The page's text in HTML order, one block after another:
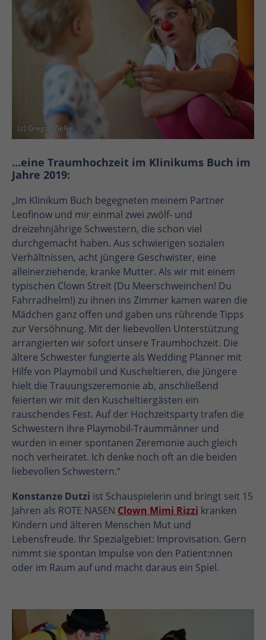
(c) Gregor Zielke
…eine Traumhochzeit im Klinikums Buch im
Jahre 2019:
„Im Klinikum Buch begegneten meinem Partner
Leofinow und mir einmal zwei zwölf- und
dreizehnjährige Schwestern, die schon viel
durchgemacht haben. Aus schwierigen sozialen
Verhältnissen, acht jüngere Geschwister, eine
alleinerziehende, kranke Mutter. Als wir mit einem
typischen Clown Streit (Du Meerschweinchen! Du
Fahrradhelm!) zu ihnen ins Zimmer kamen waren die
Mädchen ganz offen und gaben uns rührende Tipps
zur Versöhnung. Mit der liebevollen Unterstützung
arrangierten wir sofort unsere Traumhochzeit. Die
ältere Schwester fungierte als Wedding Planner mit
Hilfe von Playmobil und Kuscheltieren, die Jüngere
hielt die Trauungszeremonie ab, anschließend
feierten wir mit den Kuscheltiergästen ein
rauschendes Fest. Auf der Hochzeitsparty trafen die
Schwestern ihre Playmobil-Traummänner und
wurden in einer spontanen Zeremonie auch gleich
noch verheiratet. Ich denke noch oft an die beiden
liebevollen Schwestern.“
Konstanze Dutzi ist Schauspielerin und bringt seit 15
Jahren als ROTE NASEN Clown Mimi Rizzi kranken
Kindern und älteren Menschen Mut und
Lebensfreude. Ihr Spezialgebiet: Improvisation. Gern
nimmt sie spontan Impulse von den Patient:nnen
oder im Raum auf und macht daraus ein Spiel.